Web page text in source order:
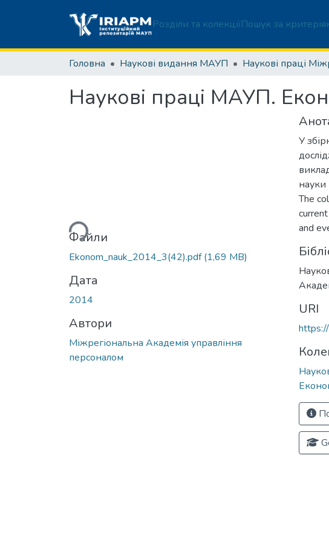
Розділи та колекціїПошук за
Головна Наукові видання МАУП
Наукові праці МАУП.
Вантажиться...Файли
Ekonom_nauk_2014_3(42).pdf(1,69 MB)
Дата
2014
Автори
Міжрегіональна Академія управління
персоналом
У
науки
The
and
URI